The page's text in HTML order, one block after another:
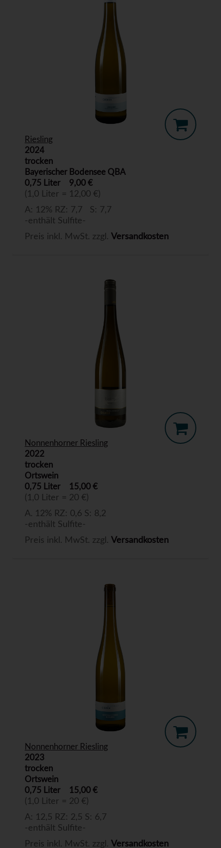
Riesling
2024
trocken
Bayerischer Bodensee QBA
0,75 Liter
9,00 €
(1,0 Liter = 12,00 €)
A: 12% RZ: 7,7 S: 7,7
-enthält Sulfite-
Preis inkl. MwSt. zzgl. Versandkosten
Nonnenhorner Riesling
2022
trocken
Ortswein
0,75 Liter
15,00 €
(1,0 Liter = 20 €)
A. 12% RZ: 0,6 S: 8,2
-enthält Sulfite-
Preis inkl. MwSt. zzgl. Versandkosten
Nonnenhorner Riesling
2023
trocken
Ortswein
0,75 Liter
15,00 €
(1,0 Liter = 20 €)
A: 12,5 RZ: 2,5 S: 6,7
-enthält Sulfite-
Preis inkl. MwSt. zzgl. Versandkosten